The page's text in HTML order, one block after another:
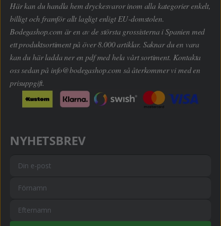
Här kan du handla hem dryckesvaror inom alla kategorier enkelt,
billigt och framför allt lagligt enligt EU-domstolen.
Bodegashop.com är en av de största grossisterna i Spanien med
ett produktsortiment på över 8.000 artiklar. Saknar du en vara
kan du här ladda ner en pdf med hela vårt sortiment. Kontakta
oss sedan på info@bodegashop.com så återkommer vi med en
prisuppgift.
NYHETSBREV